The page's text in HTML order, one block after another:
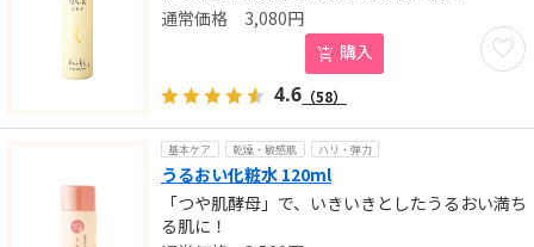
お気
3,080円
購入
4.6 （58）
基本ケア 乾燥・敏感肌 ハリ・弾力
うるおい化粧水 120ml
「つや肌酵母」で、いきいきとしたうるおい満ち
る肌に！